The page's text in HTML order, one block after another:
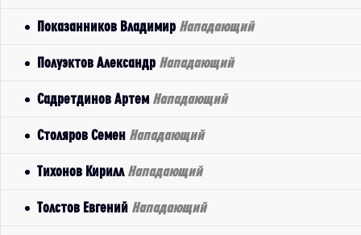
Показанников Владимир Нападающий
Полуэктов Александр Нападающий
Садретдинов Артем Нападающий
Столяров Семен Нападающий
Тихонов Кирилл Нападающий
Толстов Евгений Нападающий